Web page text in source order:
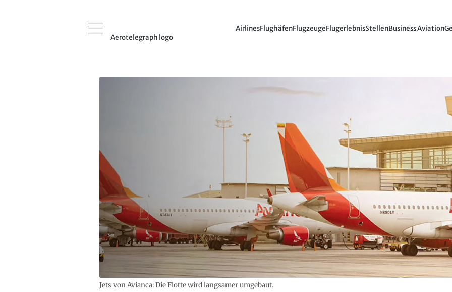
Aerotelegraph logo
AirlinesFlughäfenFlugzeugeFlugerlebnisStellenBusiness Aviation
Jets von Avianca: Die Flotte wird langsamer umgebaut.